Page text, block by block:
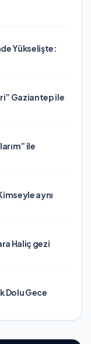
Yükselişte:
Gaziantep ile
ile
aynı
Haliç gezi
Dolu Gece